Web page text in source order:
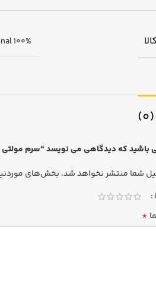
100%
باشید که دیدگاهی می نویسد “سرم مولتی
شما منتشر نخواهد شد. بخش‌های
*